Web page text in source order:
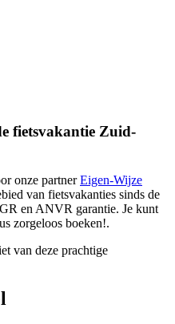
fietsvakantie Zuid-
onze partnerEigen-Wijze
van fietsvakanties sinds de
en ANVR garantie. Je kunt
zorgeloos boeken!.
van deze prachtige